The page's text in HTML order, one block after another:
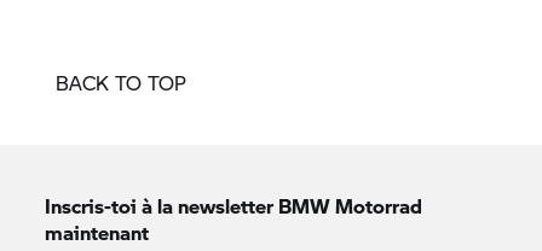
BACK TO TOP
Inscris-toi à la newsletterBMW Motorrad
maintenant